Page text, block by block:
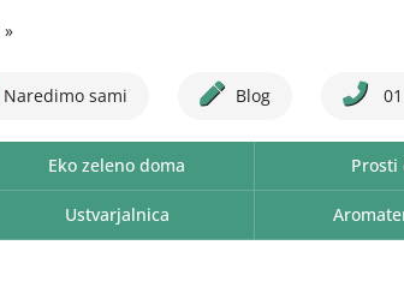
»
Naredimo sami Blog
Eko zeleno doma Prosti
Ustvarjalnica